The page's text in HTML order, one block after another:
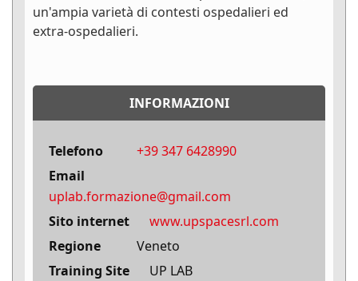
un'ampia varietà di contesti ospedalieri ed
extra-ospedalieri.
INFORMAZIONI
Telefono
+39 347 6428990‬
Email
uplab.formazione@gmail.com
Sito internet
www.upspacesrl.com
Regione
Veneto
Training Site
UP LAB